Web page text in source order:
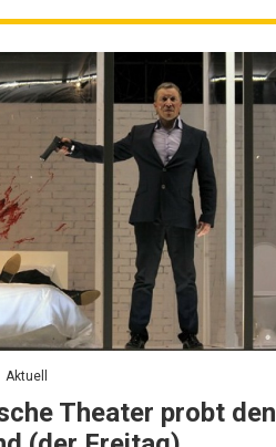
Aktuell
Theater probt den